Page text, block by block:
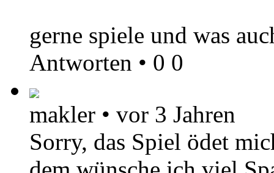
gerne spiele und was
Antworten • 0 0
makler • vor 3 Jahren
Sorry, das Spiel ödet